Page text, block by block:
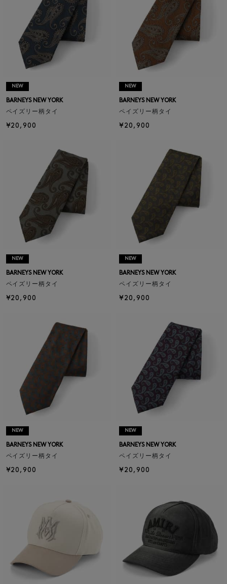
NEW
BARNEYS NEW YORK
ペイズリー柄タイ
¥20,900
NEW
BARNEYS NEW YORK
ペイズリー柄タイ
¥20,900
NEW
BARNEYS NEW YORK
ペイズリー柄タイ
¥20,900
NEW
BARNEYS NEW YORK
ペイズリー柄タイ
¥20,900
NEW
BARNEYS NEW YORK
ペイズリー柄タイ
¥20,900
NEW
BARNEYS NEW YORK
ペイズリー柄タイ
¥20,900